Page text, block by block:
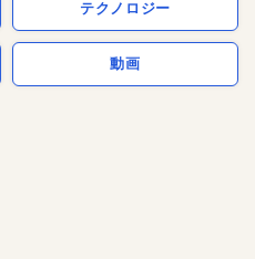
テクノロジー
動画